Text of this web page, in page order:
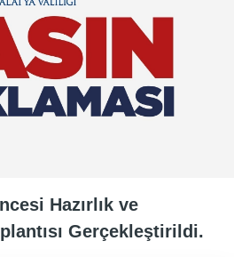
Hazırlık ve
Gerçekleştirildi.